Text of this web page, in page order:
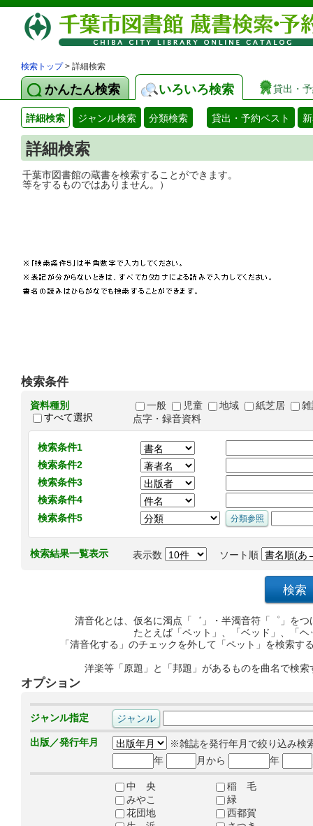
検索トップ> 詳細検索
かんたん検索 いろいろ検索 貸出・
詳細検索 ジャンル検索 分類検索 貸出・予約ベスト
詳細検索
千葉市図書館の蔵書を検索することがで
等をするものではありません。）
検索条件
資料種別
すべて選択
一般 児童 地域 紙芝居
点字・録音資料
検索条件1
検索条件2
検索条件3
検索条件4
検索条件5
検索結果一覧表示 表示数 ソート順
清音化とは、仮名に濁点「゛」・半濁音符「゜」を
たとえば「ペット」、「ベッド」、「
「清音化する」のチェックを外して「ペット」を検索
洋楽等「原題」と「邦題」があるものを曲名で検
オプション
ジャンル指定
出版／発行年月
※雑誌を発行年月で絞り込み検
年
月から 年
中 央
稲 毛
みやこ
緑
花団地
西都賀